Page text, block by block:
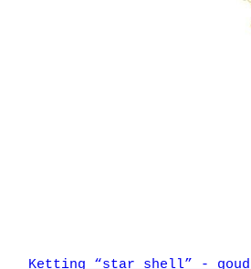
Ketting “star shell” - goud